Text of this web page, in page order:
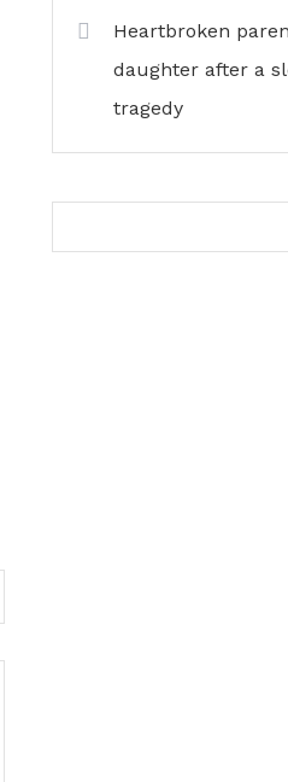
Heartbroken
daughter after a
tragedy